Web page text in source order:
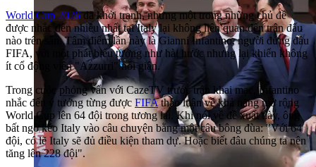
World Cup 2026đã khởi tranh, nhưng một trong những chủ đề
được nhắc đến nhiều nhất tại Italy lại không liên quan đến trận đấu
nào trên sân. Tâm điểm lần này là Gianni Infantino, người đứng đầu
FIFA, với một phát biểu tưởng như hài hước nhưng lại khiến không
ít cổ động viên "Azzurri" nổi giận.
Trong cuộc phỏng vấn với CazeTV trước trận khai mạc, Infantino
nhắc đến ý tưởng từng được FIFAthảo luận về khả năng mở rộng
World Cup lên 64 đội trong tương lai. Khi nói về đề xuất này, ông
bất ngờ kéo Italy vào câu chuyện bằng một câu bông đùa: "Với 64
đội, có lẽ Italy sẽ đủ điều kiện tham dự. Hoặc biết đâu chúng ta nên
tăng lên 228 đội".